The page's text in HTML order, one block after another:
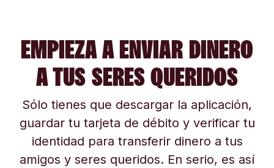
EMPIEZA A ENVIAR DINERO
A TUS SERES QUERIDOS
Sólo tienes que descargar la aplicación,
guardar tu tarjeta de débito y verificar tu
identidad para transferir dinero a tus
amigos y seres queridos. En serio, es así